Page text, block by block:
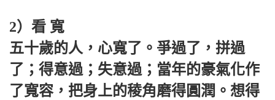
2）看 寬
五十歲的人，心寬了。爭過了，拼過
了；得意過；失意過；當年的豪氣化作
了寬容，把身上的稜角磨得圓潤。想得